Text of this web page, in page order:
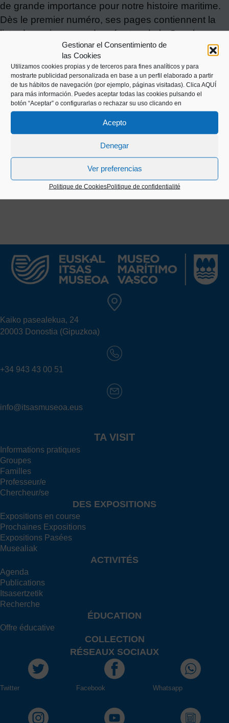
Gestionar el Consentimiento de
las Cookies
Utilizamos cookies propias y de terceros para fines analíticos y para
mostrarte publicidad personalizada en base a un perfil elaborado a partir
de tus hábitos de navegación (por ejemplo, páginas visitadas). Clica AQUÍ
para más información. Puedes aceptar todas las cookies pulsando el
botón “Aceptar” o configurarlas o rechazar su uso clicando en
Acepto
Denegar
Ver preferencias
Politique de CookiesPolitique de confidentialité
de grande importance pour notre histoire maritime.
Dès le premier numéro, ses pages contiennent la
liste des vainqueurs des régates de la Concha
organisées depuis la fin du XIXe siècle, ainsi que
des interviews avec des barreurs ou patrons
basques légendaires tels que Kiriko, Aita Manuel,
Matxet ou Manuel Olaizola.
Cette publication a été publiée pendant près de 40
ans, à l'exception de la période allant de 1935 à
1992, bien qu'elle ait été éphémère.
Kaiko pasealekua, 24
20003 Donostia (Gipuzkoa)
+34 943 43 00 51
info@itsasmuseoa.eus
TA VISIT
Informations pratiques
Groupes
Familles
Professeur/e
Chercheur/se
DES EXPOSITIONS
Expositions en course
Prochaines Expositions
Expositions Pasées
Musealiak
ACTIVITÉS
Agenda
Publications
Itsasertzetik
Recherche
ÉDUCATION
Offre éducative
COLLECTION
RÉSEAUX SOCIAUX
Twitter Facebook Whatsapp